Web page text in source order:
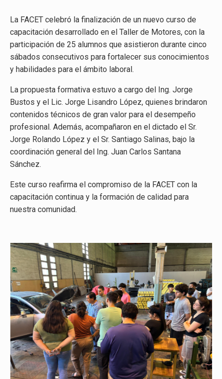
La FACET celebró la finalización de un nuevo curso de
capacitación desarrollado en el Taller de Motores, con la
participación de 25 alumnos que asistieron durante cinco
sábados consecutivos para fortalecer sus conocimientos
y habilidades para el ámbito laboral.
La propuesta formativa estuvo a cargo del Ing. Jorge
Bustos y el Lic. Jorge Lisandro López, quienes brindaron
contenidos técnicos de gran valor para el desempeño
profesional. Además, acompañaron en el dictado el Sr.
Jorge Rolando López y el Sr. Santiago Salinas, bajo la
coordinación general del Ing. Juan Carlos Santana
Sánchez.
Este curso reafirma el compromiso de la FACET con la
capacitación continua y la formación de calidad para
nuestra comunidad.